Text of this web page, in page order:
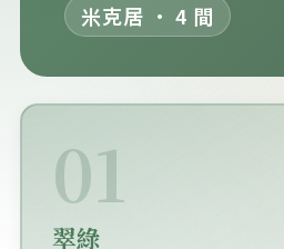
米克居 · 4 間
01
翠綠